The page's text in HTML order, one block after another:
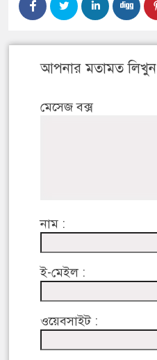
আপনার মতামত লিখুন
মেসেজ বক্স
নাম :
ই-মেইল :
ওয়েবসাইট :